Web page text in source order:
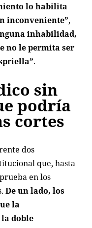
lo habilita
inconveniente”,
inhabilidad,
no le permita ser
.
sin
podría
cortes
dos
que, hasta
en los
De un lado, los
la
doble